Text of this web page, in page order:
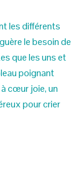
les différents
le besoin de
que les uns et
poignant
à cœur joie, un
pour crier